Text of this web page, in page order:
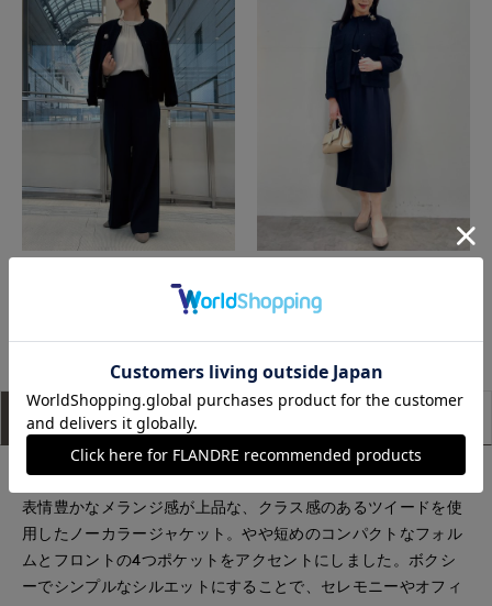
アイテム説明
■デザイン
表情豊かなメランジ感が上品な、クラス感のあるツイードを使
用したノーカラージャケット。やや短めのコンパクトなフォル
ムとフロントの4つポケットをアクセントにしました。ボクシ
ーでシンプルなシルエットにすることで、セレモニーやオフィ